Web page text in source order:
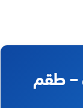
– طقم